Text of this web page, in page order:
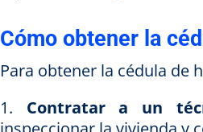
Cómo obtener la
Para obtener la cédula de
Contratar a un